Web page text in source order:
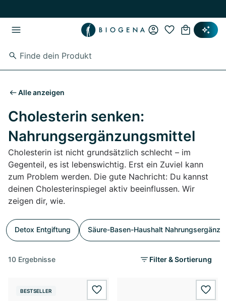
Alle anzeigen
Cholesterin senken:
Nahrungsergänzungsmittel
Cholesterin ist nicht grundsätzlich schlecht – im
Gegenteil, es ist lebenswichtig. Erst ein Zuviel kann
zum Problem werden. Die gute Nachricht: Du kannst
deinen Cholesterinspiegel aktiv beeinflussen. Wir
zeigen dir, wie.
Detox Entgiftung Säure-Basen-Haushalt
10 Ergebnisse Filter & Sortierung
BESTSELLER wishlist.add